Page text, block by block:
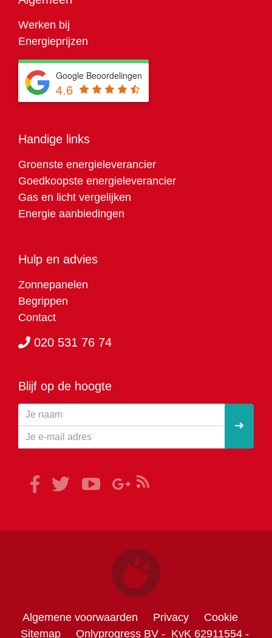
Werken bij
Energieprijzen
Google Beoordelingen
4.6
Handige links
Groenste energieleverancier
Goedkoopste energieleverancier
Gas en licht vergelijken
Energie aanbiedingen
Hulp en advies
Zonnepanelen
Begrippen
Contact
020 531 76 74
Blijf op de hoogte
Algemene voorwaarden Privacy
Cookie
Sitemap
Onlyprogress BV - KvK 62911554 -